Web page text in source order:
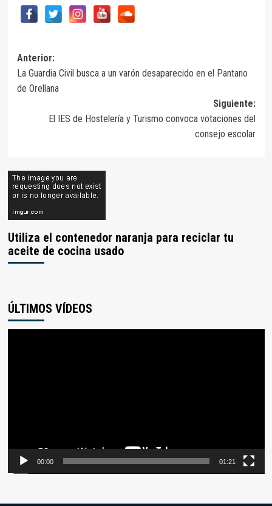
Navegación
de
Anterior:
La Guardia Civil busca a un varón desaparecido en el Pantano
de Orellana
Siguiente:
El IES de Hostelería y Turismo convoca votaciones del
consejo escolar
Utiliza el contenedor naranja para reciclar tu
aceite de cocina usado
ÚLTIMOS VÍDEOS
00:00 01:21